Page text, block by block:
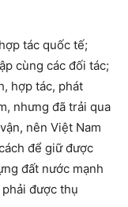
tác quốc tế;
cùng các đối tác;
hợp tác, phát
nhưng đã trải qua
nên Việt Nam
để giữ được
đất nước mạnh
được thụ